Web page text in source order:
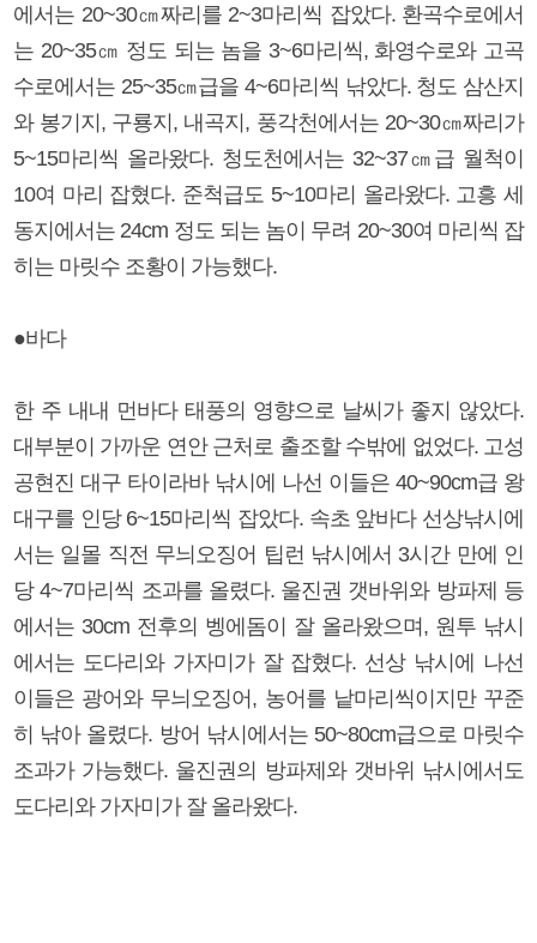
에서는 20~30㎝짜리를 2~3마리씩 잡았다. 환곡수로에서
는 20~35㎝ 정도 되는 놈을 3~6마리씩, 화영수로와 고곡
수로에서는 25~35㎝급을 4~6마리씩 낚았다. 청도 삼산지
와 봉기지, 구룡지, 내곡지, 풍각천에서는 20~30㎝짜리가
5~15마리씩 올라왔다. 청도천에서는 32~37㎝급 월척이
10여 마리 잡혔다. 준척급도 5~10마리 올라왔다. 고흥 세
동지에서는 24cm 정도 되는 놈이 무려 20~30여 마리씩 잡
히는 마릿수 조황이 가능했다.
●바다
한 주 내내 먼바다 태풍의 영향으로 날씨가 좋지 않았다.
대부분이 가까운 연안 근처로 출조할 수밖에 없었다. 고성
공현진 대구 타이라바 낚시에 나선 이들은 40~90cm급 왕
대구를 인당 6~15마리씩 잡았다. 속초 앞바다 선상낚시에
서는 일몰 직전 무늬오징어 팁런 낚시에서 3시간 만에 인
당 4~7마리씩 조과를 올렸다. 울진권 갯바위와 방파제 등
에서는 30cm 전후의 벵에돔이 잘 올라왔으며, 원투 낚시
에서는 도다리와 가자미가 잘 잡혔다. 선상 낚시에 나선
이들은 광어와 무늬오징어, 농어를 낱마리씩이지만 꾸준
히 낚아 올렸다. 방어 낚시에서는 50~80cm급으로 마릿수
조과가 가능했다. 울진권의 방파제와 갯바위 낚시에서도
도다리와 가자미가 잘 올라왔다.